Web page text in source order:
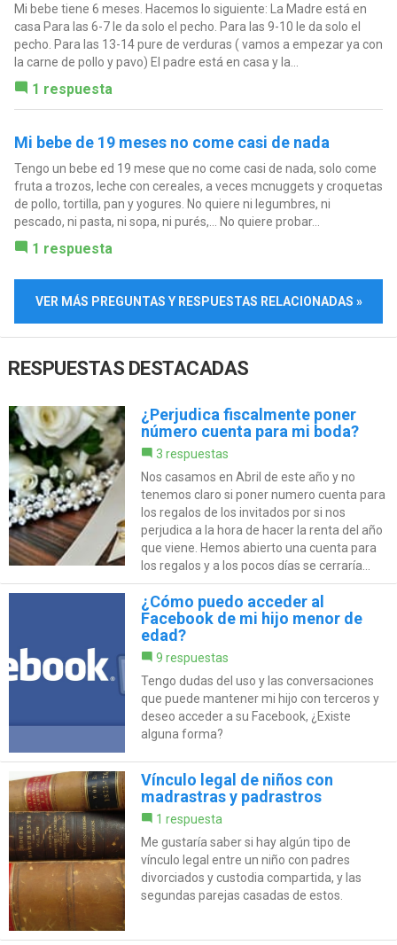
Mi bebe tiene 6 meses. Hacemos lo siguiente: La Madre está en
casa Para las 6-7 le da solo el pecho. Para las 9-10 le da solo el
pecho. Para las 13-14 pure de verduras ( vamos a empezar ya con
la carne de pollo y pavo) El padre está en casa y la...
1 respuesta
Mi bebe de 19 meses no come casi de nada
Tengo un bebe ed 19 mese que no come casi de nada, solo come
fruta a trozos, leche con cereales, a veces mcnuggets y croquetas
de pollo, tortilla, pan y yogures. No quiere ni legumbres, ni
pescado, ni pasta, ni sopa, ni purés,... No quiere probar...
1 respuesta
VER MÁS PREGUNTAS Y RESPUESTAS RELACIONADAS »
RESPUESTAS DESTACADAS
¿Perjudica fiscalmente poner
número cuenta para mi boda?
3 respuestas
Nos casamos en Abril de este año y no
tenemos claro si poner numero cuenta para
los regalos de los invitados por si nos
perjudica a la hora de hacer la renta del año
que viene. Hemos abierto una cuenta para
los regalos y a los pocos días se cerraría...
¿Cómo puedo acceder al
Facebook de mi hijo menor de
edad?
9 respuestas
Tengo dudas del uso y las conversaciones
que puede mantener mi hijo con terceros y
deseo acceder a su Facebook, ¿Existe
alguna forma?
Vínculo legal de niños con
madrastras y padrastros
1 respuesta
Me gustaría saber si hay algún tipo de
vínculo legal entre un niño con padres
divorciados y custodia compartida, y las
segundas parejas casadas de estos.